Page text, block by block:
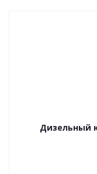
Дизельный